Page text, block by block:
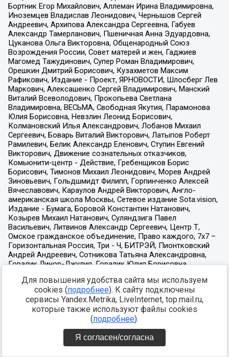
Для повышения удобства сайта мы используем
cookies (подробнее). К сайту подключены
сервисы Yandex.Metrika, LiveInternet, top.mail.ru,
которые также используют файлы cookies
(подробнее).
Я согласен/согласна